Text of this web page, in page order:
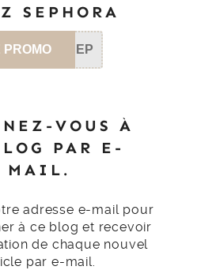
SEPHORA
PROMO SEP
VOUS À
PAR E-
MAIL.
adresse e-mail pour
à ce blog et recevoir
de chaque nouvel
par e-mail.